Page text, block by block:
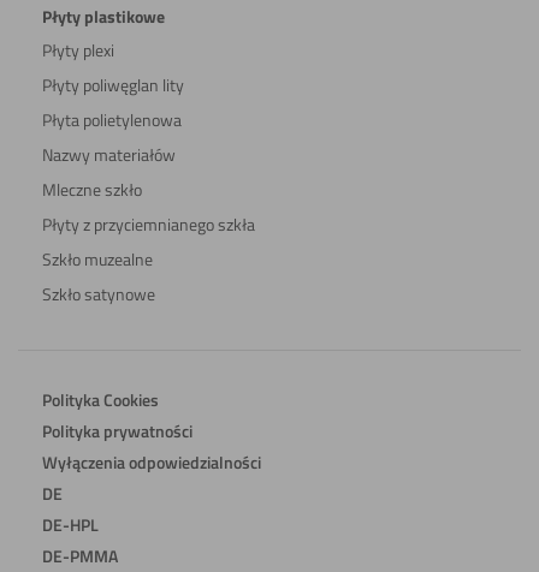
Płyty plastikowe
Płyty plexi
Płyty poliwęglan lity
Płyta polietylenowa
Nazwy materiałów
Mleczne szkło
Płyty z przyciemnianego szkła
Szkło muzealne
Szkło satynowe
Polityka Cookies
Polityka prywatności
Wyłączenia odpowiedzialności
DE
DE-HPL
DE-PMMA